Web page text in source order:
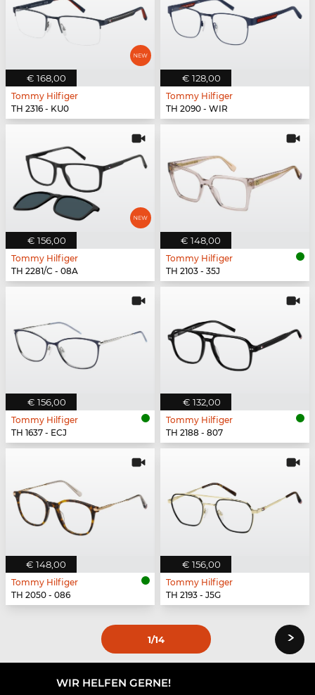
€ 168,00
Tommy Hilfiger
TH 2316 - KU0
€ 128,00
Tommy Hilfiger
TH 2090 - WIR
€ 156,00
Tommy Hilfiger
TH 2281/C - 08A
€ 148,00
Tommy Hilfiger
TH 2103 - 35J
€ 156,00
Tommy Hilfiger
TH 1637 - ECJ
€ 132,00
Tommy Hilfiger
TH 2188 - 807
€ 148,00
Tommy Hilfiger
TH 2050 - 086
€ 156,00
Tommy Hilfiger
TH 2193 - J5G
1/14 ›
WIR HELFEN GERNE!